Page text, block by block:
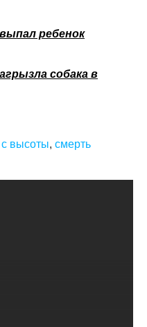
ребенок
собака в
высоты, смерть